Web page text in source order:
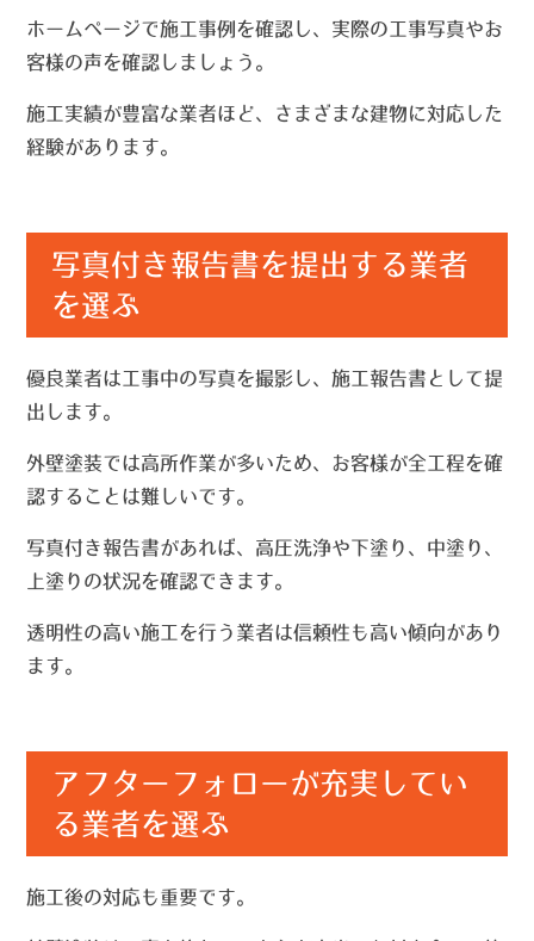
ホームページで施工事例を確認し、実際の工事写真やお
客様の声を確認しましょう。
施工実績が豊富な業者ほど、さまざまな建物に対応した
経験があります。
写真付き報告書を提出する業者
を選ぶ
優良業者は工事中の写真を撮影し、施工報告書として提
出します。
外壁塗装では高所作業が多いため、お客様が全工程を確
認することは難しいです。
写真付き報告書があれば、高圧洗浄や下塗り、中塗り、
上塗りの状況を確認できます。
透明性の高い施工を行う業者は信頼性も高い傾向があり
ます。
アフターフォローが充実してい
る業者を選ぶ
施工後の対応も重要です。